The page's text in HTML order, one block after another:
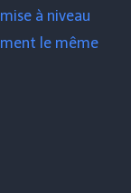
à niveau
le même